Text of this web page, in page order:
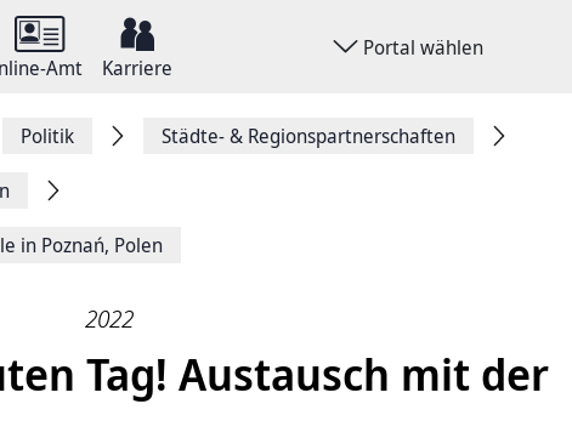
Amt Karriere
Portal wählen
Politik Städte- & Regionspartnerschaften
in Poznań, Polen
2022
Tag! Austausch mit der